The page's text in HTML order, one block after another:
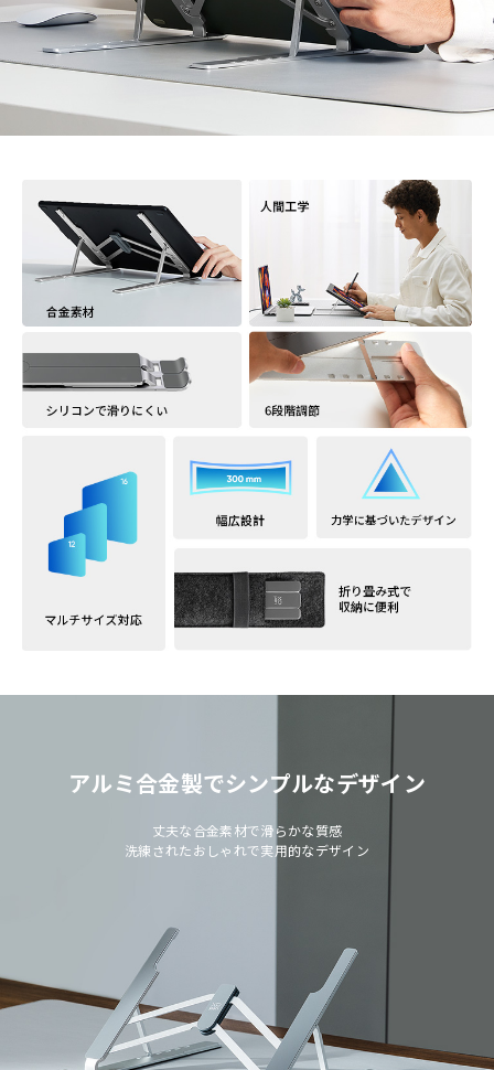
アルミ合金製でシンプルなデザイン
丈夫な合金素材で滑らかな質感
洗練されたおしゃれで実用的なデザイン